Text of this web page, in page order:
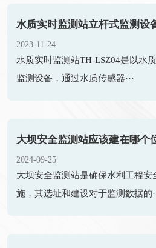
水质实时监测站立杆式监测设
2023-11-24
水质实时监测站TH-LSZ04是以水
监测设备，通过水质传感器···
大坝安全监测站应该建在哪个
2024-09-25
大坝安全监测站是确保水利工程
施，其选址和建设对于监测数据的